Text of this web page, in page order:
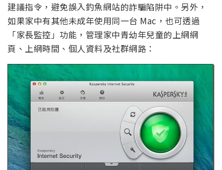
建議指令，避免誤入釣魚網站的詐騙陷阱中。另外，
如果家中有其他未成年使用同一台 Mac，也可透過
「家長監控」功能，管理家中青幼年兒童的上網網
頁、上網時間、個人資料及社群網路：